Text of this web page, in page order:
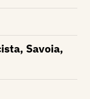
Savoia,